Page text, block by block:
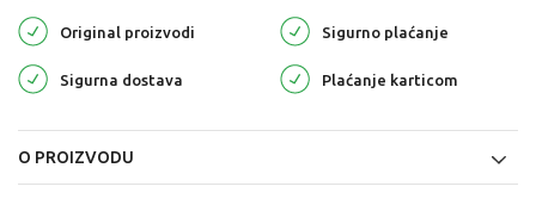
Original proizvodi Sigurno plaćanje
Sigurna dostava Plaćanje karticom
O PROIZVODU